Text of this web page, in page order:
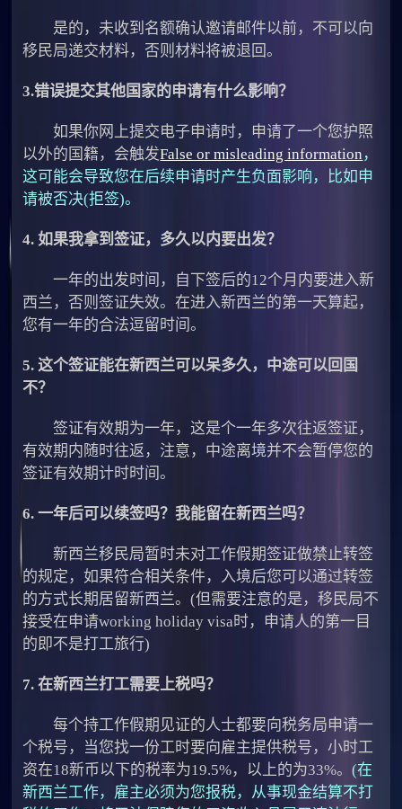
是的，未收到名额确认邀请邮件以前，不可以向
移民局递交材料，否则材料将被退回。
3.错误提交其他国家的申请有什么影响？
如果你网上提交电子申请时，申请了一个您护照
以外的国籍，会触发False or misleading information ，
这可能会导致您在后续申请时产生负面影响，比如申
请被否决(拒签)。
4. 如果我拿到签证，多久以内要出发？
一年的出发时间，自下签后的12个月内要进入新
西兰，否则签证失效。在进入新西兰的第一天算起，
您有一年的合法逗留时间。
5. 这个签证能在新西兰可以呆多久，中途可以回国
不？
签证有效期为一年，这是个一年多次往返签证，
有效期内随时往返，注意，中途离境并不会暂停您的
签证有效期计时时间。
6. 一年后可以续签吗？我能留在新西兰吗？
新西兰移民局暂时未对工作假期签证做禁止转签
的规定，如果符合相关条件，入境后您可以通过转签
的方式长期居留新西兰。(但需要注意的是，移民局不
接受在申请working holiday visa时，申请人的第一目
的即不是打工旅行)
7. 在新西兰打工需要上税吗？
每个持工作假期见证的人士都要向税务局申请一
个税号，当您找一份工时要向雇主提供税号，小时工
资在18新币以下的税率为19.5%，以上的为33%。(在
新西兰工作，雇主必须为您报税，从事现金结算不打